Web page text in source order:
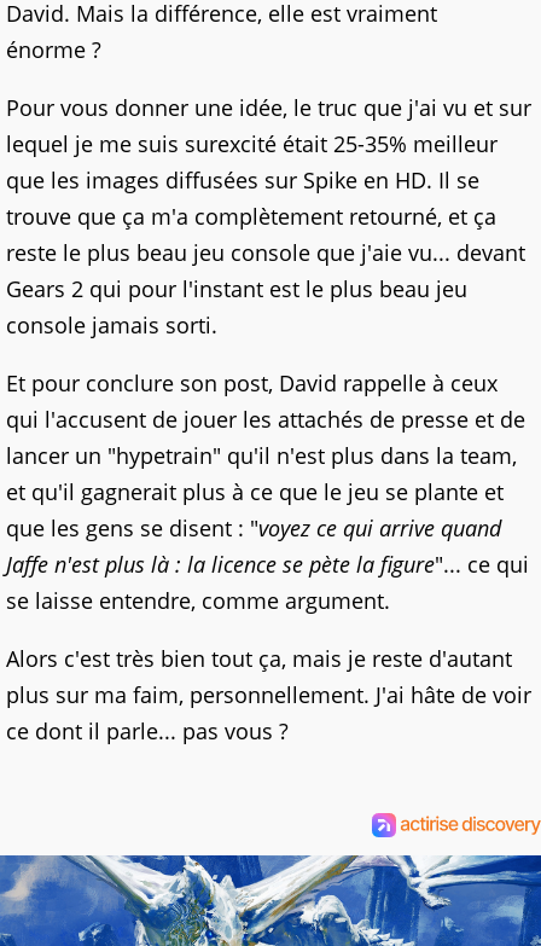
David. Mais la différence, elle est vraiment
énorme ?
Pour vous donner une idée, le truc que j'ai vu et sur
lequel je me suis surexcité était 25-35% meilleur
que les images diffusées sur Spike en HD. Il se
trouve que ça m'a complètement retourné, et ça
reste le plus beau jeu console que j'aie vu... devant
Gears 2 qui pour l'instant est le plus beau jeu
console jamais sorti.
Et pour conclure son post, David rappelle à ceux
qui l'accusent de jouer les attachés de presse et de
lancer un "hypetrain" qu'il n'est plus dans la team,
et qu'il gagnerait plus à ce que le jeu se plante et
que les gens se disent : "voyez ce qui arrive quand
Jaffe n'est plus là : la licence se pète la figure"... ce qui
se laisse entendre, comme argument.
Alors c'est très bien tout ça, mais je reste d'autant
plus sur ma faim, personnellement. J'ai hâte de voir
ce dont il parle... pas vous ?